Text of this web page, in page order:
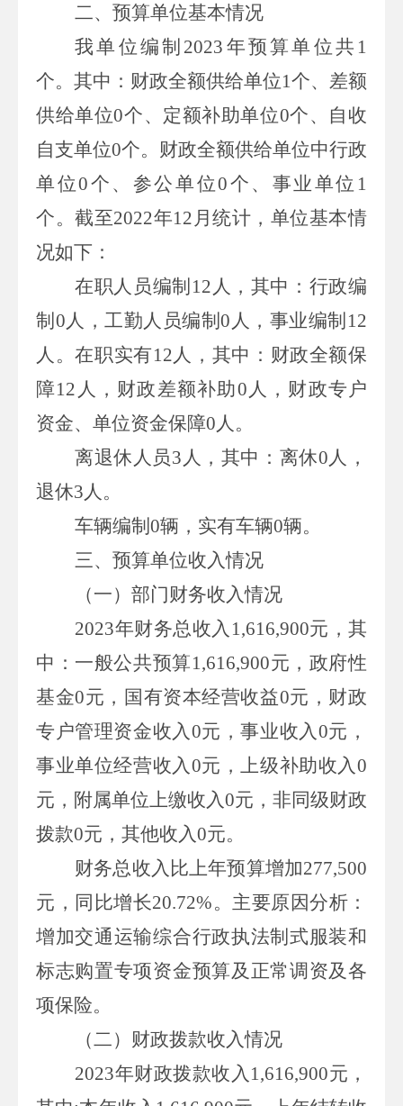
二、预算单位基本情况
我单位编制 2023年预算单位共 1
个。其中：财政全额供给单位1个、差额
供给单位0个、定额补助单位0个、自收
自支单位0个。财政全额供给单位中行政
单位0个、参公单位0个、事业单位 1
个。截至2022年12 月统计，单位基本情
况如下：
在职人员编制 12人，其中：行政编
制 0人，工勤人员编制0 人，事业编制 12
人。在职实有12人，其中：财政全额保
障12 人，财政差额补助0 人，财政专户
资金、单位资金保障0人。
离退休人员3人，其中：离休0人，
退休3人。
车辆编制 0辆，实有车辆0辆。
三、预算单位收入情况
（一）部门财务收入情况
2023年财务总收入 1,616,900元，其
中：一般公共预算1,616,900元，政府性
基金0元，国有资本经营收益0元，财政
专户管理资金收入0元，事业收入0元，
事业单位经营收入0元，上级补助收入0
元，附属单位上缴收入0元，非同级财政
拨款0元，其他收入0元。
财务总收入比上年预算增加277,500
元，同比增长20.72%。主要原因分析：
增加交通运输综合行政执法制式服装和
标志购置专项资金预算及正常调资及各
项保险。
（二）财政拨款收入情况
2023年财政拨款收入 1,616,900元，